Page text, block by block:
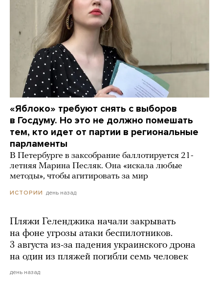
«Яблоко» требуют снять с выборов
в Госдуму. Но это не должно помешать
тем, кто идет от партии в региональные
парламенты
В Петербурге в заксобрание баллотируется 21-
летняя Марина Песляк. Она «искала любые
методы», чтобы агитировать за мир
ИСТОРИИ день назад
Пляжи Геленджика начали закрывать
на фоне угрозы атаки беспилотников.
3 августа из-за падения украинского дрона
на один из пляжей погибли семь человек
день назад